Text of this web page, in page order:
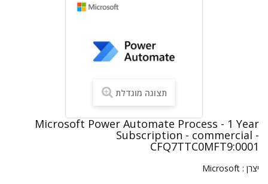
תצוגה מוגדלת
Microsoft Power Automate Process - 1 Year
Subscription - commercial -
CFQ7TTC0MFT9:0001
יצרן : Microsoft